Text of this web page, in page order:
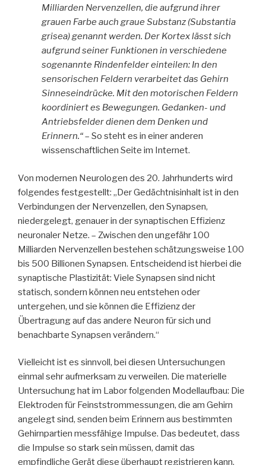
Milliarden Nervenzellen, die aufgrund ihrer
grauen Farbe auch graue Substanz (Substantia
grisea) genannt werden. Der Kortex lässt sich
aufgrund seiner Funktionen in verschiedene
sogenannte Rindenfelder einteilen: In den
sensorischen Feldern verarbeitet das Gehirn
Sinneseindrücke. Mit den motorischen Feldern
koordiniert es Bewegungen. Gedanken- und
Antriebsfelder dienen dem Denken und
Erinnern.“– So steht es in einer anderen
wissenschaftlichen Seite im Internet.
Von modernen Neurologen des 20. Jahrhunderts wird
folgendes festgestellt: „Der Gedächtnisinhalt ist in den
Verbindungen der Nervenzellen, den Synapsen,
niedergelegt, genauer in der synaptischen Effizienz
neuronaler Netze. – Zwischen den ungefähr 100
Milliarden Nervenzellen bestehen schätzungsweise 100
bis 500 Billionen Synapsen. Entscheidend ist hierbei die
synaptische Plastizität: Viele Synapsen sind nicht
statisch, sondern können neu entstehen oder
untergehen, und sie können die Effizienz der
Übertragung auf das andere Neuron für sich und
benachbarte Synapsen verändern.“
Vielleicht ist es sinnvoll, bei diesen Untersuchungen
einmal sehr aufmerksam zu verweilen. Die materielle
Untersuchung hat im Labor folgenden Modellaufbau: Die
Elektroden für Feinststrommessungen, die am Gehirn
angelegt sind, senden beim Erinnern aus bestimmten
Gehirnpartien messfähige Impulse. Das bedeutet, dass
die Impulse so stark sein müssen, damit das
empfindliche Gerät diese überhaupt registrieren kann.